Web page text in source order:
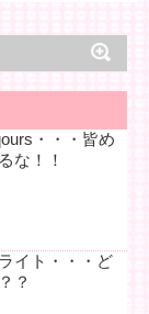
・・・皆め
な！！
イト・・・ど
？